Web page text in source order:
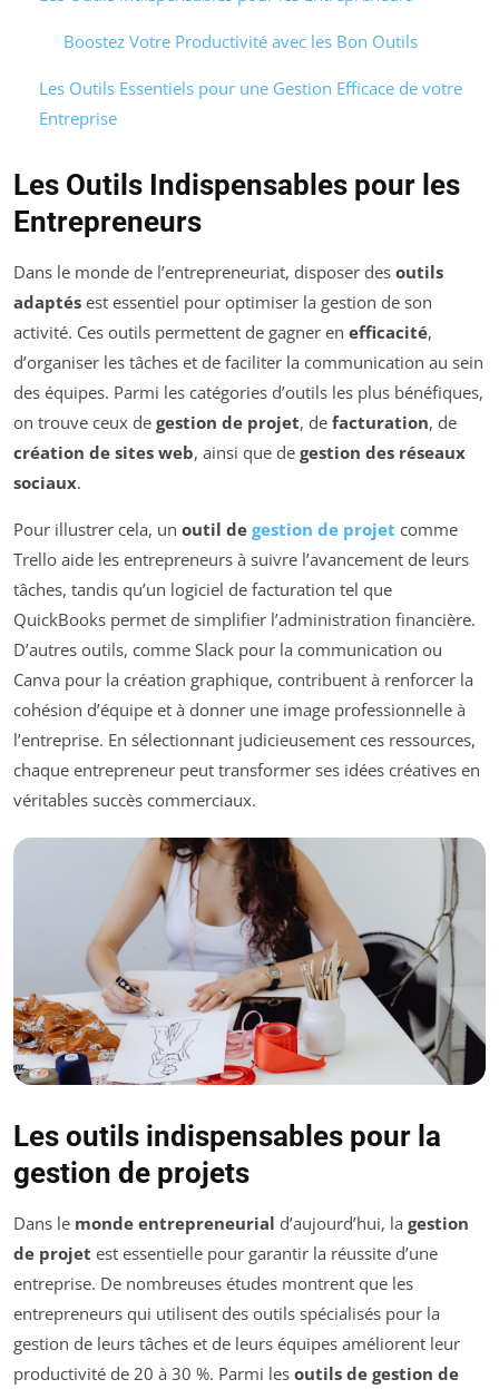
Boostez Votre Productivité avec les Bon Outils
Les Outils Essentiels pour une Gestion Efficace de votre
Entreprise
Les Outils Indispensables pour les
Entrepreneurs
Dans le monde de l’entrepreneuriat, disposer des outils
adaptés est essentiel pour optimiser la gestion de son
activité. Ces outils permettent de gagner en efficacité,
d’organiser les tâches et de faciliter la communication au sein
des équipes. Parmi les catégories d’outils les plus bénéfiques,
on trouve ceux de gestion de projet, de facturation, de
création de sites web, ainsi que de gestion des réseaux
sociaux.
Pour illustrer cela, un outil de gestion de projet comme
Trello aide les entrepreneurs à suivre l’avancement de leurs
tâches, tandis qu’un logiciel de facturation tel que
QuickBooks permet de simplifier l’administration financière.
D’autres outils, comme Slack pour la communication ou
Canva pour la création graphique, contribuent à renforcer la
cohésion d’équipe et à donner une image professionnelle à
l’entreprise. En sélectionnant judicieusement ces ressources,
chaque entrepreneur peut transformer ses idées créatives en
véritables succès commerciaux.
Les outils indispensables pour la
gestion de projets
Dans le monde entrepreneurial d’aujourd’hui, la gestion
de projet est essentielle pour garantir la réussite d’une
entreprise. De nombreuses études montrent que les
entrepreneurs qui utilisent des outils spécialisés pour la
gestion de leurs tâches et de leurs équipes améliorent leur
productivité de 20 à 30 %. Parmi les outils de gestion de